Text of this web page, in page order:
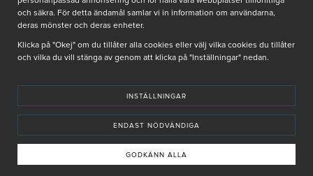
Genom att ge min e-post, accepterar jag Seth och Sallyintegritetspolicy
De uppgifter du matar in kommer endast användas till våra nyhetsbrev.
INNEHÅLLET OCH REKOMMENDATIONERNA PÅ DENNA SIDA ÄR FRAMTAGNA OCH GRANSKADE
AV VÅRA AUKTORISERADE HUDTERAPEUTER.
och säkra. För detta ändamål samlar vi in information om användarna,
deras mönster och deras enheter.
Klicka på "Okej" om du tillåter alla cookies eller välj vilka cookies du tillåter
och vilka du vill stänga av genom att klicka på "Inställningar" nedan.
INSTÄLLNINGAR
ENDAST NÖDVÄNDIGA
GODKÄNN ALLA